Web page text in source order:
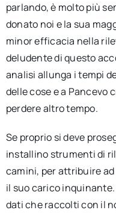
parlando, è molto più
donato noi e la sua
minor efficacia nella
deludente di questo
analisi allunga i tempi
delle cose e a Pancevo
perdere altro tempo.
Se proprio si deve
installino strumenti di
camini, per attribuire
il suo carico
dati che raccolti con il